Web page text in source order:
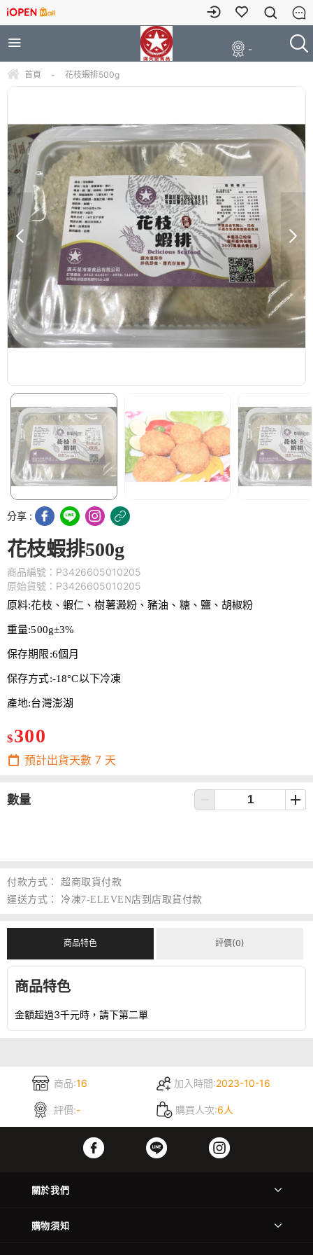
-
首頁 - 花枝蝦排500g
分享 :
花枝蝦排500g
商品編號：P3426605010205
原始貨號：P3426605010205
原料:花枝、蝦仁、樹薯澱粉、豬油、糖、鹽、胡椒粉
重量:500g±3%
保存期限:6個月
保存方式:-18°C以下冷凍
產地:台灣澎湖
$300
預計出貨天數 7 天
數量
付款方式：
超商取貨付款
運送方式：
冷凍7-ELEVEN店到店取貨付款
商品特色 評價(0)
商品特色
金額超過3千元時，請下第二單
商品:16 加入時間:2023-10-16
評價:- 購買人次:6人
關於我們
購物須知